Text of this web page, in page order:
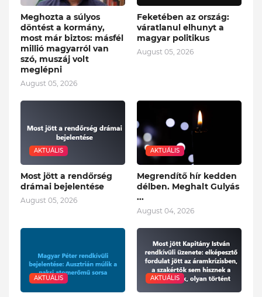
Meghozta a súlyos
döntést a kormány,
most már biztos: másfél
millió magyarról van
szó, muszáj volt
meglépni
August 05, 2026
Feketében az ország:
váratlanul elhunyt a
magyar politikus
August 05, 2026
AKTUÁLIS
Most jött a rendőrség
drámai bejelentése
August 05, 2026
AKTUÁLIS
Megrendítő hír kedden
délben. Meghalt Gulyás
...
August 04, 2026
AKTUÁLIS AKTUÁLIS